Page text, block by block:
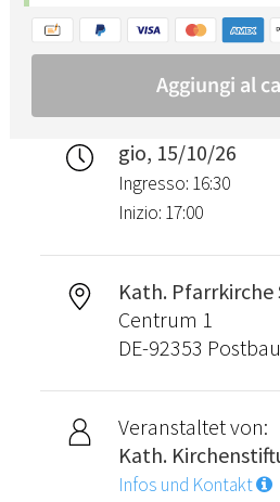
gio, 15/10/26
Ingresso: 16:30
Inizio: 17:00
Kath. Pfarrkirche
Centrum 1
DE-92353
Veranstaltet von:
Kath.
Infos und Kontakt